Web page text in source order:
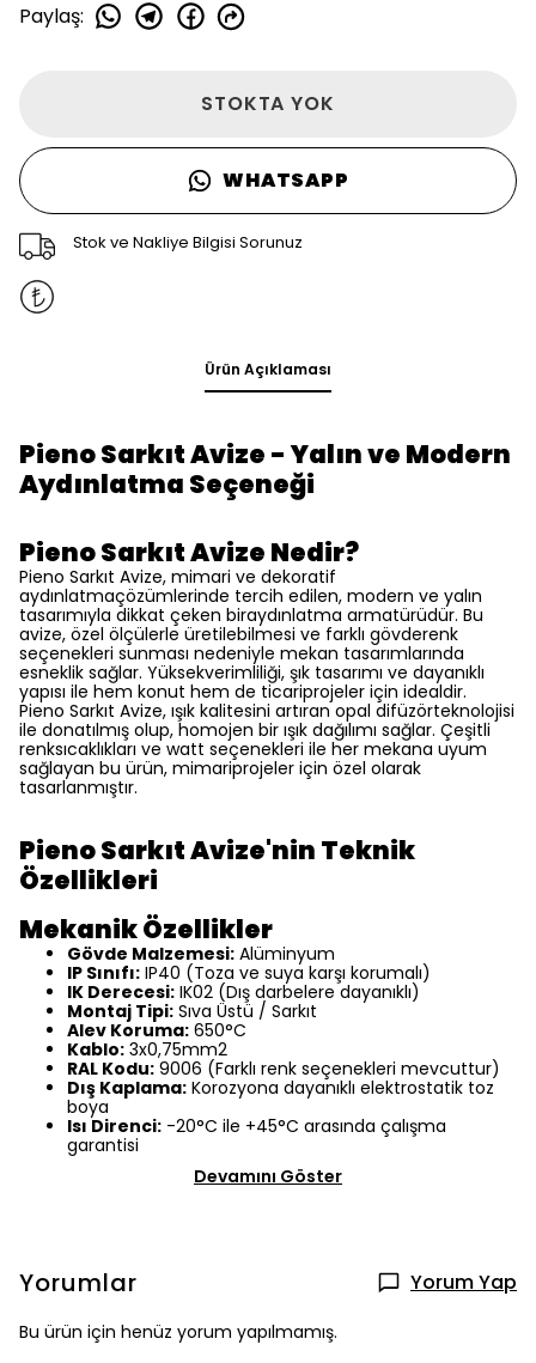
Paylaş:
STOKTA YOK
WHATSAPP
Stok ve Nakliye Bilgisi Sorunuz
Ürün Açıklaması
Pieno Sarkıt Avize - Yalın ve Modern
Aydınlatma Seçeneği
Pieno Sarkıt Avize Nedir?
Pieno Sarkıt Avize, mimari ve dekoratif
aydınlatmaçözümlerinde tercih edilen, modern ve yalın
tasarımıyla dikkat çeken biraydınlatma armatürüdür. Bu
avize, özel ölçülerle üretilebilmesi ve farklı gövderenk
seçenekleri sunması nedeniyle mekan tasarımlarında
esneklik sağlar. Yüksekverimliliği, şık tasarımı ve dayanıklı
yapısı ile hem konut hem de ticariprojeler için idealdir.
Pieno Sarkıt Avize, ışık kalitesini artıran opal difüzörteknolojisi
ile donatılmış olup, homojen bir ışık dağılımı sağlar. Çeşitli
renksıcaklıkları ve watt seçenekleri ile her mekana uyum
sağlayan bu ürün, mimariprojeler için özel olarak
tasarlanmıştır.
Pieno Sarkıt Avize'nin Teknik
Özellikleri
Mekanik Özellikler
Gövde Malzemesi: Alüminyum
IP Sınıfı: IP40 (Toza ve suya karşı korumalı)
IK Derecesi: IK02 (Dış darbelere dayanıklı)
Montaj Tipi: Sıva Üstü / Sarkıt
Alev Koruma: 650°C
Kablo: 3x0,75mm2
RAL Kodu: 9006 (Farklı renk seçenekleri mevcuttur)
Dış Kaplama: Korozyona dayanıklı elektrostatik toz
boya
Isı Direnci: -20°C ile +45°C arasında çalışma
garantisi
Devamını Göster
Yorumlar Yorum Yap
Bu ürün için henüz yorum yapılmamış.